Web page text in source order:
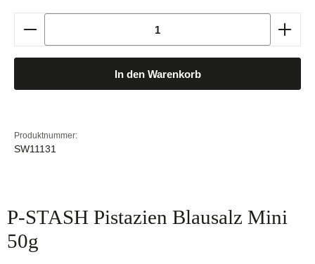
Produkt Anzahl: Gib den gewünschten Wert ein
In den Warenkorb
Produktnummer:
SW11131
P-STASH Pistazien Blausalz Mini
50g